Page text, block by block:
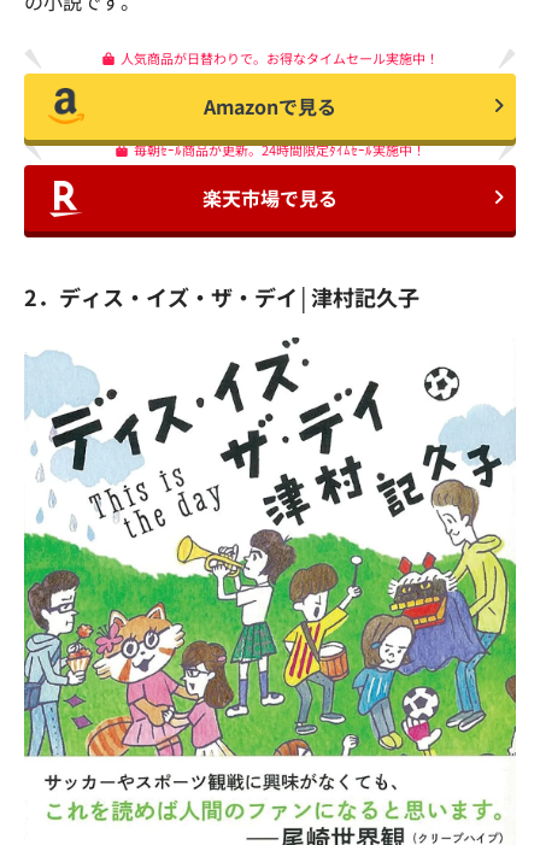
人気商品が日替わりで。お得なタイムセール実施中！
Amazonで見る
毎朝ｾｰﾙ商品が更新。24時間限定ﾀｲﾑｾｰﾙ実施中！
楽天市場で見る
2．ディス・イズ・ザ・デイ│津村記久子